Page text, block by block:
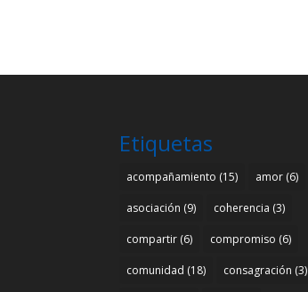
Etiquetas
acompañamiento (15) amor (6)
asociación (9) coherencia (3)
compartir (6) compromiso (6)
comunidad (18) consagración (3)